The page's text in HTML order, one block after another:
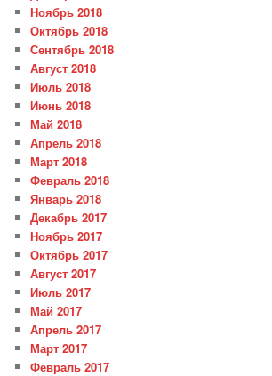
Ноябрь 2018
Октябрь 2018
Сентябрь 2018
Август 2018
Июль 2018
Июнь 2018
Май 2018
Апрель 2018
Март 2018
Февраль 2018
Январь 2018
Декабрь 2017
Ноябрь 2017
Октябрь 2017
Август 2017
Июль 2017
Май 2017
Апрель 2017
Март 2017
Февраль 2017